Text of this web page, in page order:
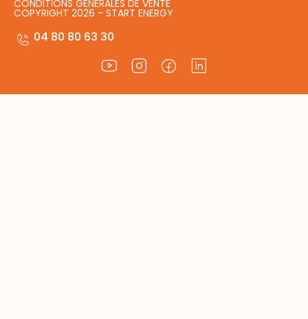
CONDITIONS GÉNÉRALES DE VENTE
COPYRIGHT 2026 - START ENERGY
04 80 80 63 30